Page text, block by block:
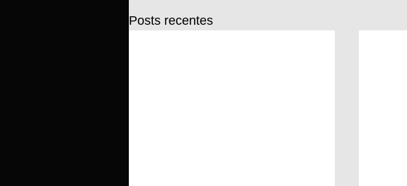
Posts recentes